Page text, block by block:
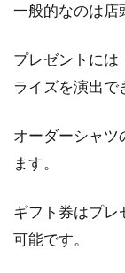
一般的なのは店
プレゼントには
ライズを演出で
オーダーシャツ
ます。
ギフト券はプレ
可能です。